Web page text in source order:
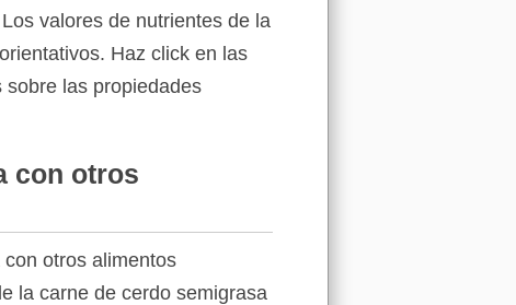
valores de nutrientes de la
Haz click en las
las propiedades
con otros
otros alimentos
la carne de cerdo semigrasa